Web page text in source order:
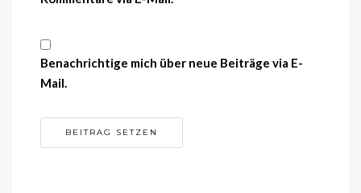
Benachrichtige mich über neue Beiträge via E-
Mail.